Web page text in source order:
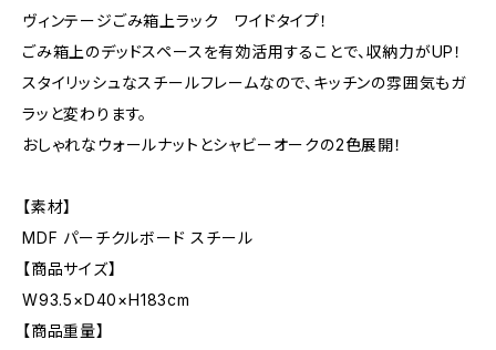
ヴィンテージごみ箱上ラック ワイドタイプ！
ごみ箱上のデッドスペースを有効活用することで、収納力がUP！
スタイリッシュなスチールフレームなので、キッチンの雰囲気もガ
ラッと変わります。
おしゃれなウォールナットとシャビーオークの2色展開！
【素材】
MDF パーチクルボード スチール
【商品サイズ】
W93.5×D40×H183cm
【商品重量】